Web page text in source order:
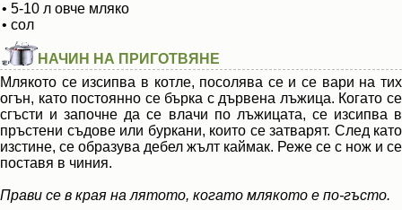
• 5-10 л овче мляко
• сол
НАЧИН НА ПРИГОТВЯНЕ
Млякото се изсипва в котле, посолява се и се вари на тих
огън, като постоянно се бърка с дървена лъжица. Когато се
сгъсти и започне да се влачи по лъжицата, се изсипва в
пръстени съдове или буркани, които се затварят. След като
изстине, се образува дебел жълт каймак. Реже се с нож и се
поставя в чиния.
Прави се в края на лятото, когато млякото е по-гъсто.